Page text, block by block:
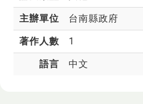
主辦單位 台南縣政府
著作人數 1
語言 中文